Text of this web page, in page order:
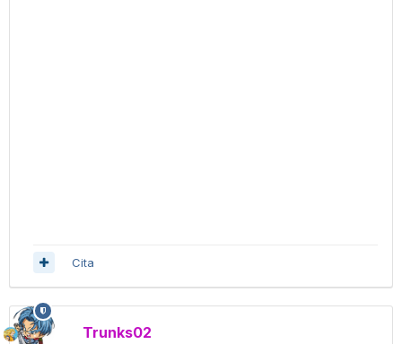
Cita
Trunks02